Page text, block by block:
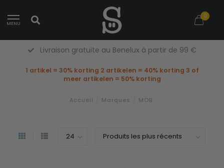
MENU
0
Livraison gratuite au Benelux à partir de 99 €
1 artikel = 30% korting 2 artikelen = 40% korting 3 of
meer artikelen = 50% korting
Accueil Marques MOB